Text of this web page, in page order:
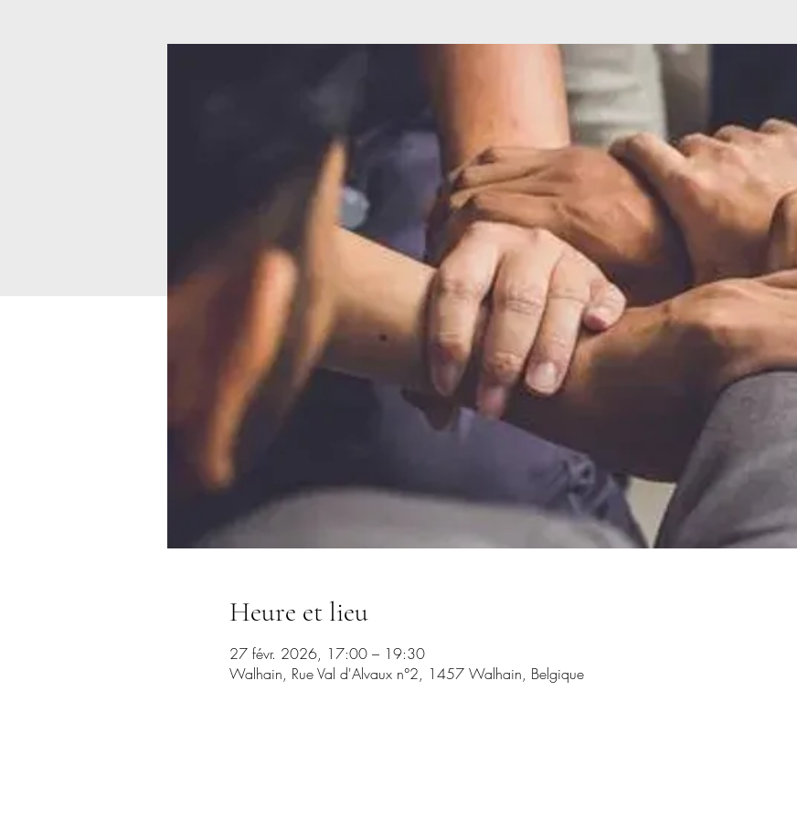
Heure et lieu
27 févr. 2026, 17:00 – 19:30
Walhain, Rue Val d'Alvaux n°2, 1457 Walhain, Belgique